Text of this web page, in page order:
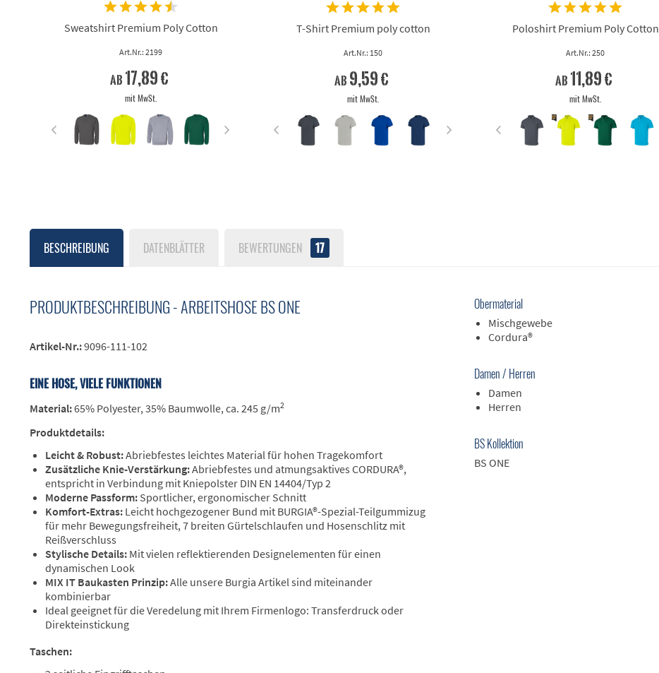
Sweatshirt Premium Poly Cotton
Art.Nr.: 2199
ab 17,89 €
mit MwSt.
T-Shirt Premium poly cotton
Art.Nr.: 150
ab 9,59 €
mit MwSt.
Poloshirt Premium Poly Cotton
Art.Nr.: 250
ab 11,89 €
mit MwSt.
BESCHREIBUNG DATENBLÄTTER BEWERTUNGEN 17
PRODUKTBESCHREIBUNG - ARBEITSHOSE BS ONE
Artikel-Nr.:9096-111-102
EINE HOSE, VIELE FUNKTIONEN
Material:65% Polyester, 35% Baumwolle, ca. 245 g/m2
Produktdetails:
Leicht & Robust:Abriebfestes leichtes Material für hohen Tragekomfort
Zusätzliche Knie-Verstärkung:Abriebfestes und atmungsaktives CORDURA®,
entspricht in Verbindung mit Kniepolster DIN EN 14404/Typ 2
Moderne Passform: Sportlicher, ergonomischer Schnitt
Komfort-Extras: Leicht hochgezogener Bund mit BURGIA®-Spezial-Teilgummizug
für mehr Bewegungsfreiheit, 7 breiten Gürtelschlaufen und Hosenschlitz mit
Reißverschluss
Stylische Details: Mit vielen reflektierenden Designelementen für einen
dynamischen Look
MIX IT Baukasten Prinzip:Alle unsere Burgia Artikel sind miteinander
kombinierbar
Ideal geeignet für die Veredelung mit Ihrem Firmenlogo: Transferdruck oder
Direkteinstickung
Taschen:
Obermaterial
Mischgewebe
Cordura®
Damen / Herren
Damen
Herren
BS Kollektion
BS ONE